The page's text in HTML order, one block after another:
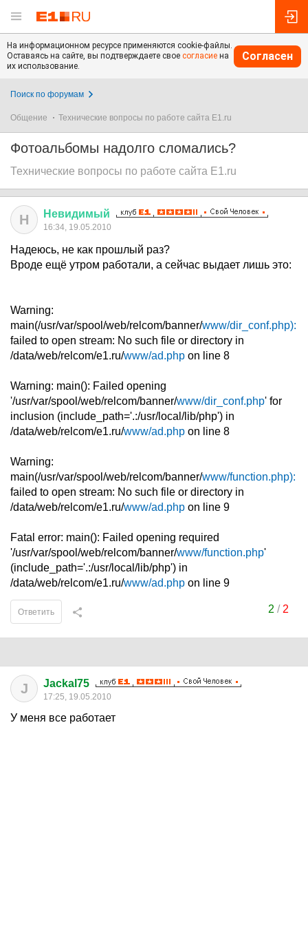
На информационном ресурсе применяются cookie-файлы.
Оставаясь на сайте, вы подтверждаете свое согласие на
их использование.
Согласен
Поиск по форумам
Общение Технические вопросы по работе сайта E1.ru
Фотоальбомы надолго сломались?
Технические вопросы по работе сайта E1.ru
Н Невидимый
16:34, 19.05.2010
Надеюсь, не как прошлый раз?
Вроде ещё утром работали, а сейчас выдает лишь это:
Warning:
main(/usr/var/spool/web/relcom/banner/www/dir_conf.php):
failed to open stream: No such file or directory in
/data/web/relcom/e1.ru/www/ad.php on line 8
Warning: main(): Failed opening
'/usr/var/spool/web/relcom/banner/www/dir_conf.php' for
inclusion (include_path='.:/usr/local/lib/php') in
/data/web/relcom/e1.ru/www/ad.php on line 8
Warning:
main(/usr/var/spool/web/relcom/banner/www/function.php):
failed to open stream: No such file or directory in
/data/web/relcom/e1.ru/www/ad.php on line 9
Fatal error: main(): Failed opening required
'/usr/var/spool/web/relcom/banner/www/function.php'
(include_path='.:/usr/local/lib/php') in
/data/web/relcom/e1.ru/www/ad.php on line 9
2 / 2
Ответить
J Jackal75
17:25, 19.05.2010
У меня все работает